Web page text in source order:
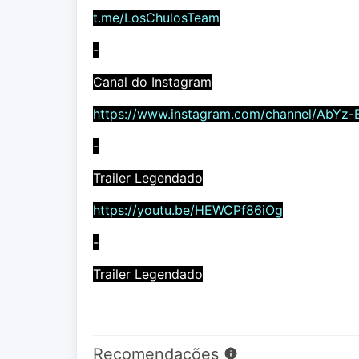
t.me/LosChulosTeam
-
Canal do Instagram
https://www.instagram.com/channel/AbYz-
-
Trailer Legendado
https://youtu.be/HEWCPf86iOg
-
Trailer Legendado
Recomendações